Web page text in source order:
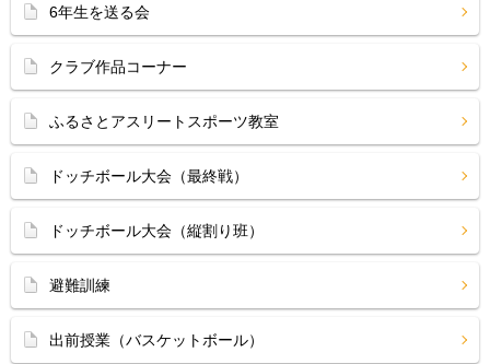
6年生を送る会
クラブ作品コーナー
ふるさとアスリートスポーツ教室
ドッチボール大会（最終戦）
ドッチボール大会（縦割り班）
避難訓練
出前授業（バスケットボール）